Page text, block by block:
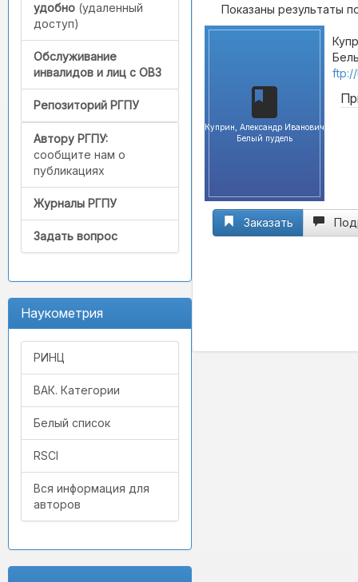
удобно (удаленный
доступ)
Обслуживание
инвалидов и лиц с ОВЗ
Репозиторий РГПУ
Автору РГПУ:
сообщите нам о
публикациях
Журналы РГПУ
Задать вопрос
Наукометрия
РИНЦ
ВАК. Категории
Белый список
RSCI
Вся информация для
авторов
Показаны результаты
Куприн, Александр Иванович
Белый пудель
Заказать